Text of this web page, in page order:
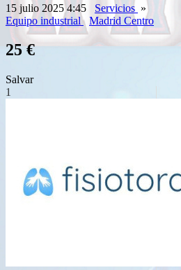
15 julio 2025 4:45 Servicios »
Equipo industrial Madrid Centro
25 €
Salvar
1